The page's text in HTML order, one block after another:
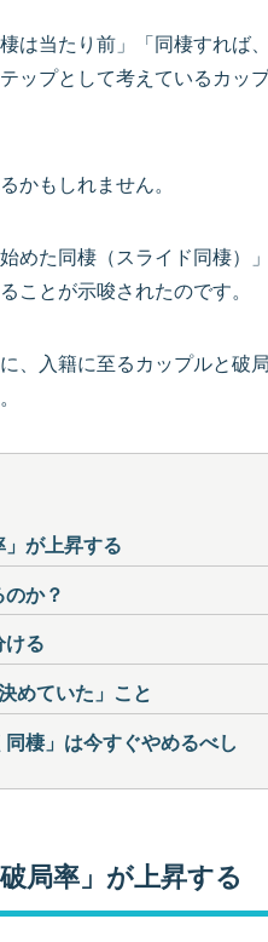
は当たり前」「同棲すれば
ップとして考えているカッ
かもしれません。
めた同棲（スライド同棲）
ことが示唆されたのです。
、入籍に至るカップルと破
が上昇する
か？
ける
めていた」こと
棲」は今すぐやめるべし
局率」が上昇する